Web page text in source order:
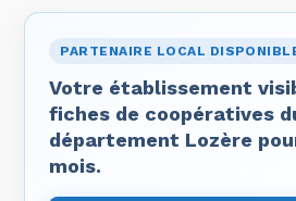
PARTENAIRE LOCAL
Votre établissement
fiches de coopératives
département Lozère
mois.